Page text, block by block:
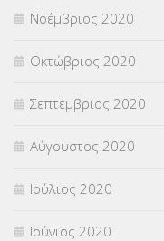
Νοέμβριος 2020
Οκτώβριος 2020
Σεπτέμβριος 2020
Αύγουστος 2020
Ιούλιος 2020
Ιούνιος 2020